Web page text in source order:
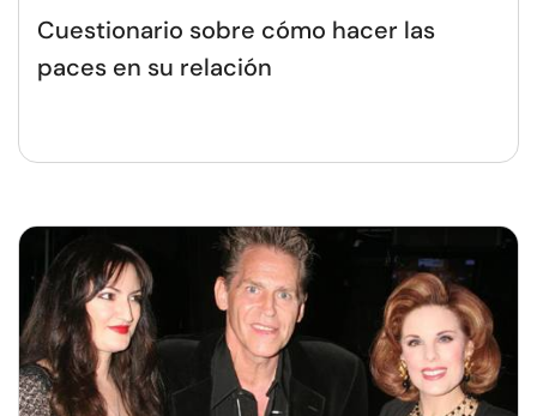
Cuestionario sobre cómo hacer las
paces en su relación